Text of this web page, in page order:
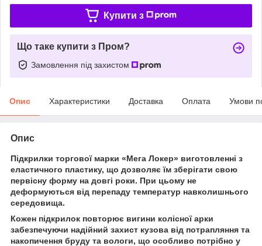
Купити з
Що таке купити з Пром?
Замовлення під захистом
Опис Характеристики Доставка Оплата Умови
Опис
Підкрилки торгової марки «Мега Локер» виготовленні з
еластичного пластику, що дозволяє їм зберігати свою
первісну форму на довгі роки. При цьому не
деформуються від перепаду температур навколишнього
середовища.
Кожен підкрилок повторює вигини колісної арки
забезпечуючи надійний захист кузова від потрапляння та
накопичення бруду та вологи, що особливо потрібно у